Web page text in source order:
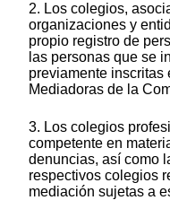
2. Los colegios,
organizaciones y
propio registro de
las personas que se
previamente inscritas
Mediadoras de la
3. Los colegios
competente en
denuncias, así como
respectivos colegios
mediación sujetas a